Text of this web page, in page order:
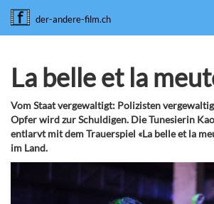
der-andere-film.ch
La belle et la
Vom Staat vergewaltigt: Polizisten
Opfer wird zur Schuldigen. Die Tunesierin
entlarvt mit dem Trauerspiel «La belle et la
im Land.